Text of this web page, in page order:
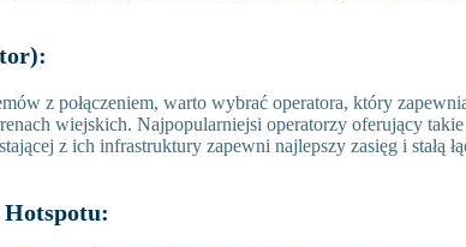
z połączeniem, warto wybrać operatora, który
wiejskich. Najpopularniejsi operatorzy oferujący
z ich infrastruktury zapewni najlepszy zasięg i stałą
Hotspotu: